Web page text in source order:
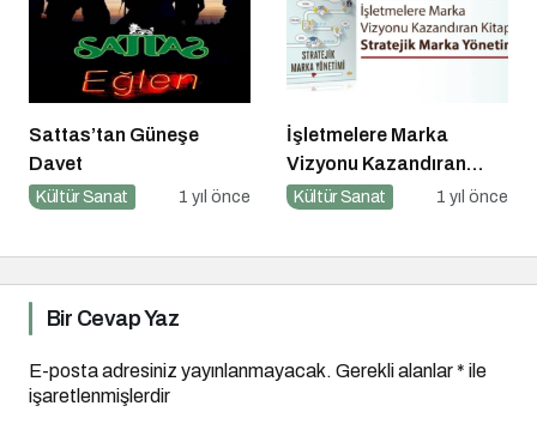
Sattas’tan Güneşe
Davet
Kültür Sanat 1 yıl önce
İşletmelere Marka
Vizyonu Kazandıran
Kitap: Stratejik Marka
Kültür Sanat 1 yıl önce
Bir Cevap Yaz
E-posta adresiniz yayınlanmayacak. Gerekli alanlar* ile
işaretlenmişlerdir